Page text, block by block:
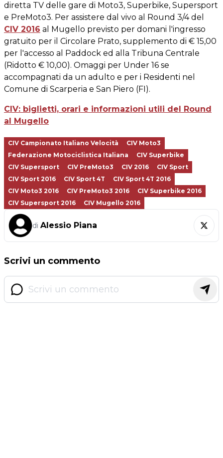
diretta TV delle gare di Moto3, Superbike, Supersport
e PreMoto3. Per assistere dal vivo al Round 3/4 del
CIV 2016 al Mugello previsto per domani l'ingresso
gratuito per il Circolare Prato, supplemento di € 15,00
per l'accesso al Paddock ed alla Tribuna Centrale
(Ridotto € 10,00). Omaggi per Under 16 se
accompagnati da un adulto e per i Residenti nel
Comune di Scarperia e San Piero (FI).
CIV: biglietti, orari e informazioni utili del Round
al Mugello
CIV Campionato Italiano Velocità
CIV Moto3
Federazione Motociclistica Italiana
CIV Superbike
CIV Supersport
CIV PreMoto3 CIV 2016
CIV Sport
CIV Sport 2016
CIV Sport 4T
CIV Sport 4T 2016
CIV Moto3 2016
CIV PreMoto3 2016
CIV Superbike 2016
CIV Supersport 2016
CIV Mugello 2016
di Alessio Piana
Scrivi un commento